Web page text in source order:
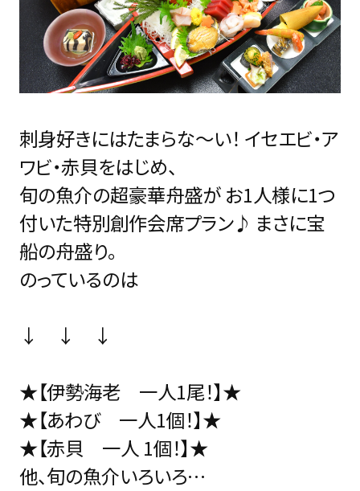
刺身好きにはたまらな～い！ イセエビ・ア
ワビ・赤貝をはじめ、
旬の魚介の超豪華舟盛が お1人様に1つ
付いた特別創作会席プラン♪ まさに宝
船の舟盛り。
のっているのは
↓ ↓ ↓
★【伊勢海老 一人1尾！】★
★【あわび 一人1個！】★
★【赤貝 一人 1個！】★
他、旬の魚介いろいろ…